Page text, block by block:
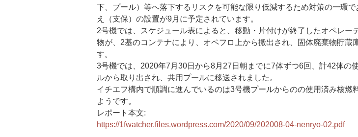
下、プール）等へ落下するリスクを可能な限り低減するため対策の一環
え（支保）の設置が9月に予定されています。
2号機では、スケジュール表によると、移動・片付けが終了したオペレー
物が、2基のコンテナにより、オペフロ上から搬出され、固体廃棄物貯蔵
す。
3号機では、2020年7月30日から8月27日朝までに7体ずつ6回、計42体の
ルから取り出され、共用プールに移送されました。
イチエフ構内で順調に進んでいるのは3号機プールからのの使用済み核燃
ようです。
レポート本文:
https://1fwatcher.files.wordpress.com/2020/09/202008-04-nenryo-02.pdf